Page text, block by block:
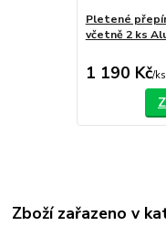
Pletené
včetně 2 ks
1 190 Kč/ks
Zboží zařazeno v